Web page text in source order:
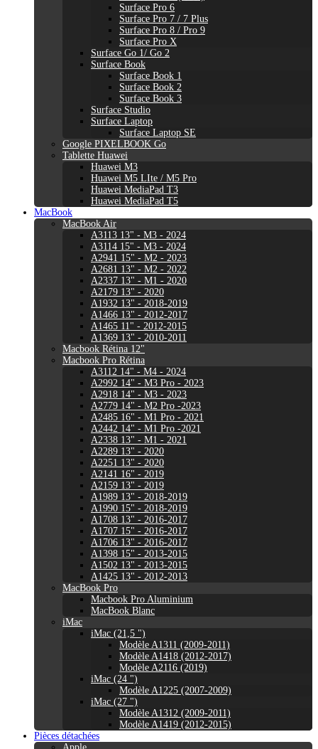
Surface Pro 6
Surface Pro 7 / 7 Plus
Surface Pro 8 / Pro 9
Surface Pro X
Surface Go 1/ Go 2
Surface Book
Surface Book 1
Surface Book 2
Surface Book 3
Surface Studio
Surface Laptop
Surface Laptop SE
Google PIXELBOOK Go
Tablette Huawei
Huawei M3
Huawei M5 LIte / M5 Pro
Huawei MediaPad T3
Huawei MediaPad T5
MacBook
MacBook Air
A3113 13" - M3 - 2024
A3114 15" - M3 - 2024
A2941 15" - M2 - 2023
A2681 13" - M2 - 2022
A2337 13" - M1 - 2020
A2179 13" - 2020
A1932 13" - 2018-2019
A1466 13" - 2012-2017
A1465 11" - 2012-2015
A1369 13" - 2010-2011
Macbook Rétina 12"
Macbook Pro Rétina
A3112 14" - M4 - 2024
A2992 14" - M3 Pro - 2023
A2918 14" - M3 - 2023
A2779 14" - M2 Pro -2023
A2485 16" - M1 Pro - 2021
A2442 14" - M1 Pro -2021
A2338 13" - M1 - 2021
A2289 13" - 2020
A2251 13" - 2020
A2141 16" - 2019
A2159 13" - 2019
A1989 13" - 2018-2019
A1990 15" - 2018-2019
A1708 13" - 2016-2017
A1707 15" - 2016-2017
A1706 13" - 2016-2017
A1398 15" - 2013-2015
A1502 13" - 2013-2015
A1425 13" - 2012-2013
MacBook Pro
Macbook Pro Aluminium
MacBook Blanc
iMac
iMac (21,5 ")
Modèle A1311 (2009-2011)
Modèle A1418 (2012-2017)
Modèle A2116 (2019)
iMac (24 ")
Modèle A1225 (2007-2009)
iMac (27 ")
Modèle A1312 (2009-2011)
Modèle A1419 (2012-2015)
Pièces détachées